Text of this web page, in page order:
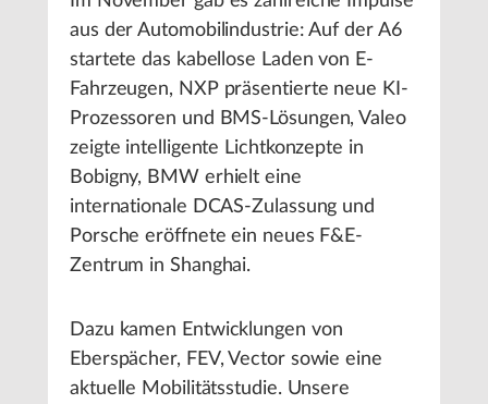
aus der Automobilindustrie: Auf der A6
startete das kabellose Laden von E-
Fahrzeugen, NXP präsentierte neue KI-
Prozessoren und BMS-Lösungen, Valeo
zeigte intelligente Lichtkonzepte in
Bobigny, BMW erhielt eine
internationale DCAS-Zulassung und
Porsche eröffnete ein neues F&E-
Zentrum in Shanghai.
Dazu kamen Entwicklungen von
Eberspächer, FEV, Vector sowie eine
aktuelle Mobilitätsstudie. Unsere